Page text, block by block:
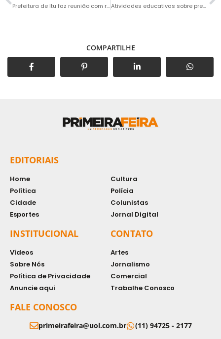
Prefeitura de Itu faz reunião com representantes da Cacau Show Atividades educativas sobre prevenção da dengue serão realizadas em Itu
COMPARTILHE
EDITORIAIS
Home
Política
Cidade
Esportes
Cultura
Polícia
Colunistas
Jornal Digital
INSTITUCIONAL
Vídeos
Sobre Nós
Política de Privacidade
Anuncie aqui
CONTATO
Artes
Jornalismo
Comercial
Trabalhe Conosco
FALE CONOSCO
primeirafeira@uol.com.br (11) 94725 - 2177